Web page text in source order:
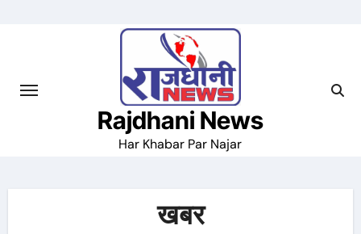
Rajdhani News
Har Khabar Par Najar
खबर